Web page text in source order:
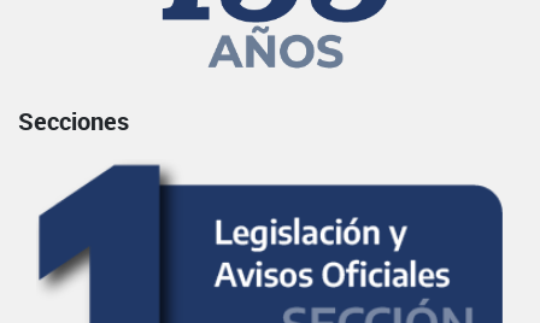
Secciones